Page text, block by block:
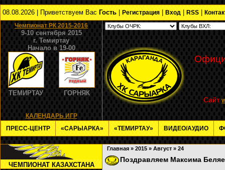
08.08.2026 | Приветствуем Вас Гость Регистрация Вход RSS
Чемпионат РК 2015-2016
9-10 сентября 2015
г. Темиртау
Начало в 19-00
ТЕМИРТАУ ГОРНЯК
КАЛЕНДАРЬ ИГР
Сайт
ПРЕСС-ЦЕНТР «САРЫАРКА» «ТЕМИРТАУ» ВИДЕО/АУДИО
ЧЕМПИОНАТ КАЗАХСТАНА
Главная » 2015 » Август » 24
Поздравляем Максима